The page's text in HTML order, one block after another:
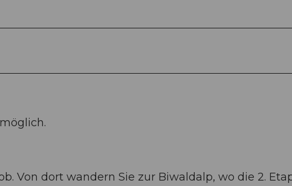
Von dort wandern Sie zur Biwaldalp, wo die 2.